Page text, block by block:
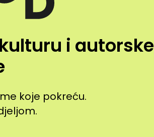
i autorske
koje pokreću.